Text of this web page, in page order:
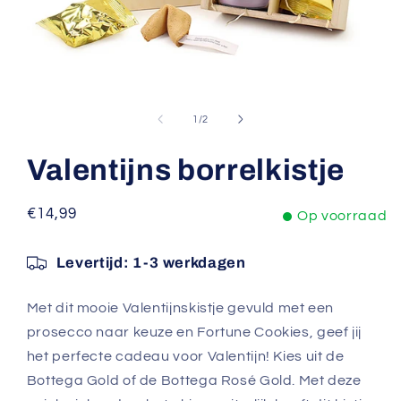
1 /van
2
Valentijns borrelkistje
Normale
€14,99 Op voorraad
Levertijd: 1-3 werkdagen
Met dit mooie Valentijnskistje gevuld met een
prosecco naar keuze en Fortune Cookies, geef jij
het perfecte cadeau voor Valentijn! Kies uit de
Bottega Gold of de Bottega Rosé Gold. Met deze